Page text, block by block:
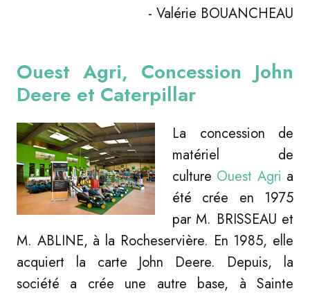
- Valérie BOUANCHEAU
Ouest Agri, Concession John
Deere et Caterpillar
La concession de
matériel de
culture Ouest Agri a
été crée en 1975
par M. BRISSEAU et
M. ABLINE, à la Rocheservière. En 1985, elle
acquiert la carte John Deere. Depuis, la
société a crée une autre base, à Sainte